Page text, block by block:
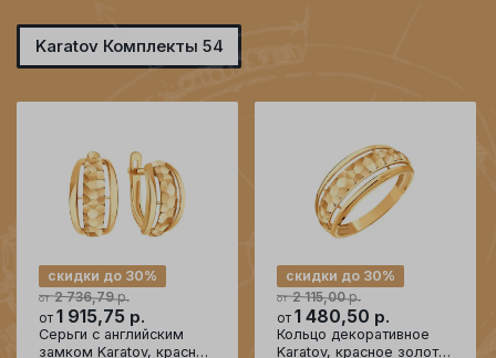
Karatov Комплекты 54
от 2 736,79р.
скидки до 30%
от 1 915,75 р.
Серьги с английским
замком Karatov, красное
от 2 115,00р.
скидки до 30%
от 1 480,50 р.
Кольцо декоративное
Karatov, красное золото